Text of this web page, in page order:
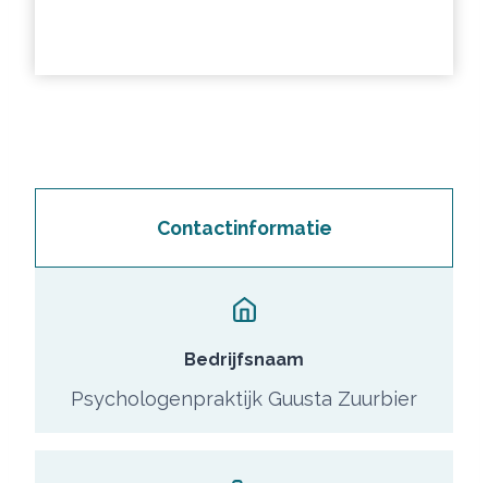
Contactinformatie
Bedrijfsnaam
Psychologenpraktijk Guusta Zuurbier